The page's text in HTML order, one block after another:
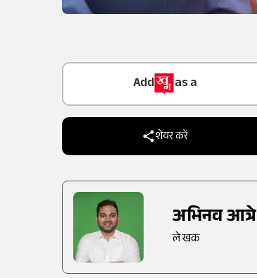
Add
as a
Trusted Source on
शेयर करें
अभिनव आत्रे
लेखक